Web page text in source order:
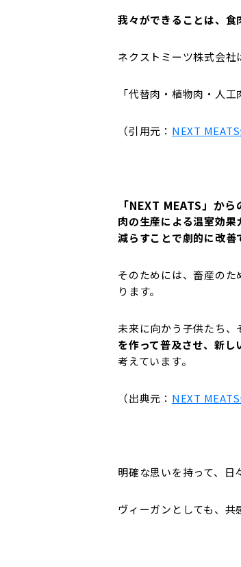
我々ができることは、食
ネクストミーツ株式会
「代替肉・植物肉・人
（引用元： NEXT
「NEXT MEATS」か
肉の生産による温室効
減らすことで劇的に改善
そのためには、畜産の
ります。
未来に向かう子供たち、
を作って普及させ、新
考えています。
（出典元： NEXT
明確な思いを持って、日
ヴィーガンとしても、共